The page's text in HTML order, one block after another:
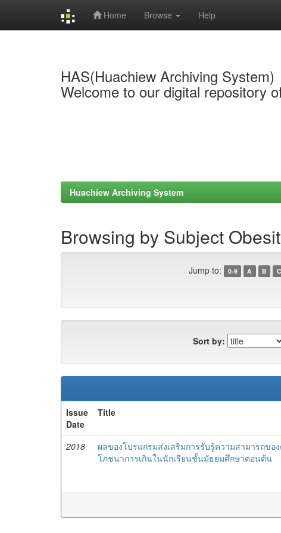
Home Browse Help
HAS(Huachiew Archiving System)
Welcome to our digital repository
Huachiew Archiving System
Browsing by Subject
Jump to: 0-9 A B C
Sort by:
Issue
Date
Title
2018
ผลของโปรแกรมส่งเสริมการรับรู้ความสามารถข
โภชนาการเกินในนักเรียนชั้นมัธยมศึกษาตอนต้น